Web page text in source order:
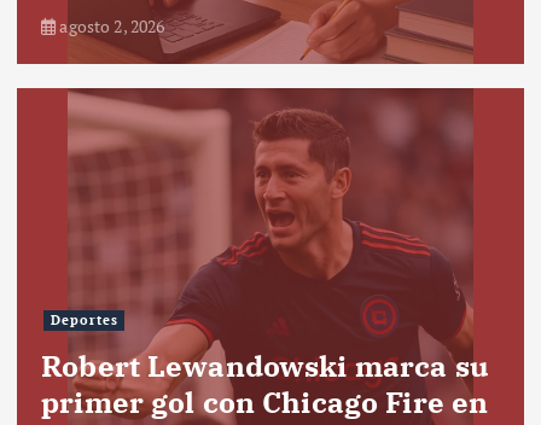
agosto 2, 2026
Deportes
Robert Lewandowski marca su
primer gol con Chicago Fire en